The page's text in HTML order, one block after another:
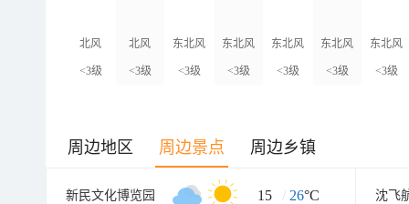
北风
<3级
北风
<3级
东北风
<3级
东北风
<3级
东北风
<3级
东北风
<3级
东北风
<3级
周边地区 周边景点 周边乡镇
新民文化博览园 15 / 26°C 沈飞